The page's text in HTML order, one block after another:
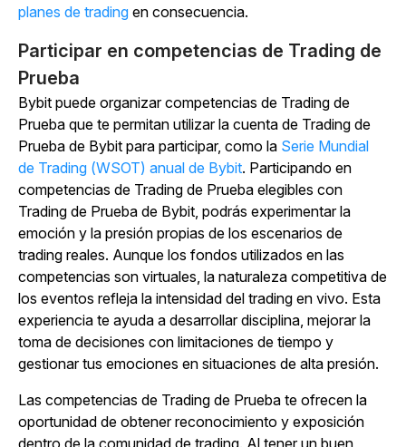
planes de trading en consecuencia.
Participar en competencias de Trading de
Prueba
Bybit puede organizar competencias de Trading de
Prueba que te permitan utilizar la cuenta de Trading de
Prueba de Bybit para participar, como la Serie Mundial
de Trading (WSOT) anual de Bybit. Participando en
competencias de Trading de Prueba elegibles con
Trading de Prueba de Bybit, podrás experimentar la
emoción y la presión propias de los escenarios de
trading reales. Aunque los fondos utilizados en las
competencias son virtuales, la naturaleza competitiva de
los eventos refleja la intensidad del trading en vivo. Esta
experiencia te ayuda a desarrollar disciplina, mejorar la
toma de decisiones con limitaciones de tiempo y
gestionar tus emociones en situaciones de alta presión.
Las competencias de Trading de Prueba te ofrecen la
oportunidad de obtener reconocimiento y exposición
dentro de la comunidad de trading. Al tener un buen